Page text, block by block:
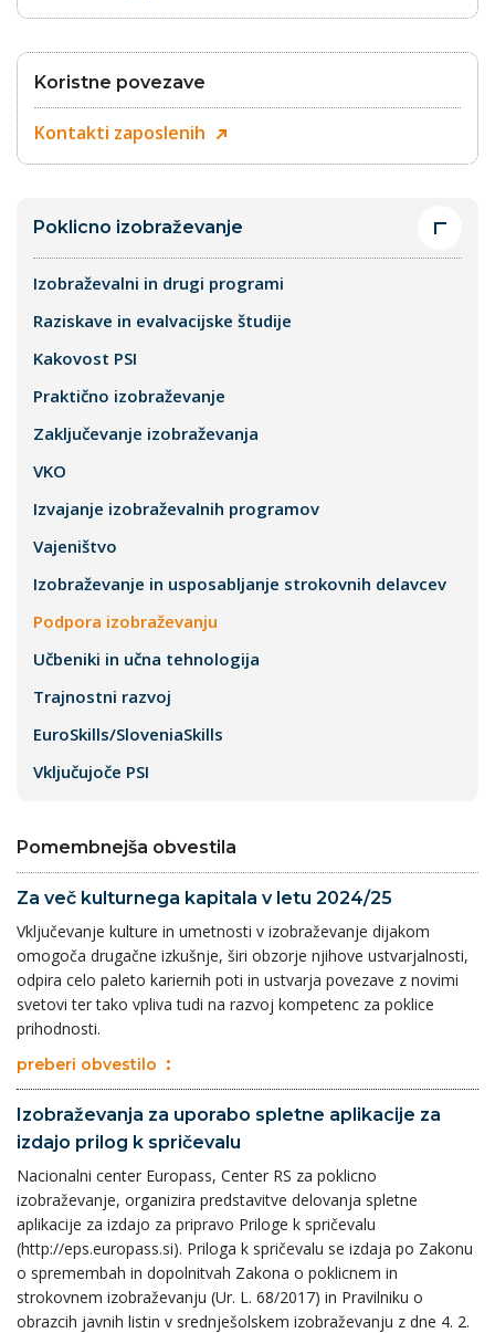
Koristne povezave
Kontakti zaposlenih
Poklicno izobraževanje
Izobraževalni in drugi programi
Raziskave in evalvacijske študije
Kakovost PSI
Praktično izobraževanje
Zaključevanje izobraževanja
VKO
Izvajanje izobraževalnih programov
Vajeništvo
Izobraževanje in usposabljanje strokovnih delavcev
Podpora izobraževanju
Učbeniki in učna tehnologija
Trajnostni razvoj
EuroSkills/SloveniaSkills
Vključujoče PSI
Pomembnejša obvestila
Za več kulturnega kapitala v letu 2024/25
Vključevanje kulture in umetnosti v izobraževanje dijakom
omogoča drugačne izkušnje, širi obzorje njihove ustvarjalnosti,
odpira celo paleto kariernih poti in ustvarja povezave z novimi
svetovi ter tako vpliva tudi na razvoj kompetenc za poklice
prihodnosti.
preberi obvestilo
Izobraževanja za uporabo spletne aplikacije za
izdajo prilog k spričevalu
Nacionalni center Europass, Center RS za poklicno
izobraževanje, organizira predstavitve delovanja spletne
aplikacije za izdajo za pripravo Priloge k spričevalu
(http://eps.europass.si). Priloga k spričevalu se izdaja po Zakonu
o spremembah in dopolnitvah Zakona o poklicnem in
strokovnem izobraževanju (Ur. L. 68/2017) in Pravilniku o
obrazcih javnih listin v srednješolskem izobraževanju z dne 4. 2.